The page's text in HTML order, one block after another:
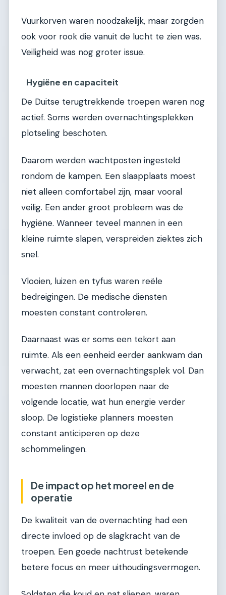
Vuurkorven waren noodzakelijk, maar zorgden
ook voor rook die vanuit de lucht te zien was.
Veiligheid was nog groter issue.
Hygiëne en capaciteit
De Duitse terugtrekkende troepen waren nog
actief. Soms werden overnachtingsplekken
plotseling beschoten.
Daarom werden wachtposten ingesteld
rondom de kampen. Een slaapplaats moest
niet alleen comfortabel zijn, maar vooral
veilig. Een ander groot probleem was de
hygiëne. Wanneer teveel mannen in een
kleine ruimte slapen, verspreiden ziektes zich
snel.
Vlooien, luizen en tyfus waren reële
bedreigingen. De medische diensten
moesten constant controleren.
Daarnaast was er soms een tekort aan
ruimte. Als een eenheid eerder aankwam dan
verwacht, zat een overnachtingsplek vol. Dan
moesten mannen doorlopen naar de
volgende locatie, wat hun energie verder
sloop. De logistieke planners moesten
constant anticiperen op deze
schommelingen.
De impact op het moreel en de
operatie
De kwaliteit van de overnachting had een
directe invloed op de slagkracht van de
troepen. Een goede nachtrust betekende
betere focus en meer uithoudingsvermogen.